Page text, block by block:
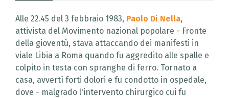
Alle 22.45 del 3 febbraio 1983, Paolo Di Nella,
attivista del Movimento nazional popolare - Fronte
della gioventù, stava attaccando dei manifesti in
viale Libia a Roma quando fu aggredito alle spalle e
colpito in testa con spranghe di ferro. Tornato a
casa, avvertì forti dolori e fu condotto in ospedale,
dove - malgrado l'intervento chirurgico cui fu